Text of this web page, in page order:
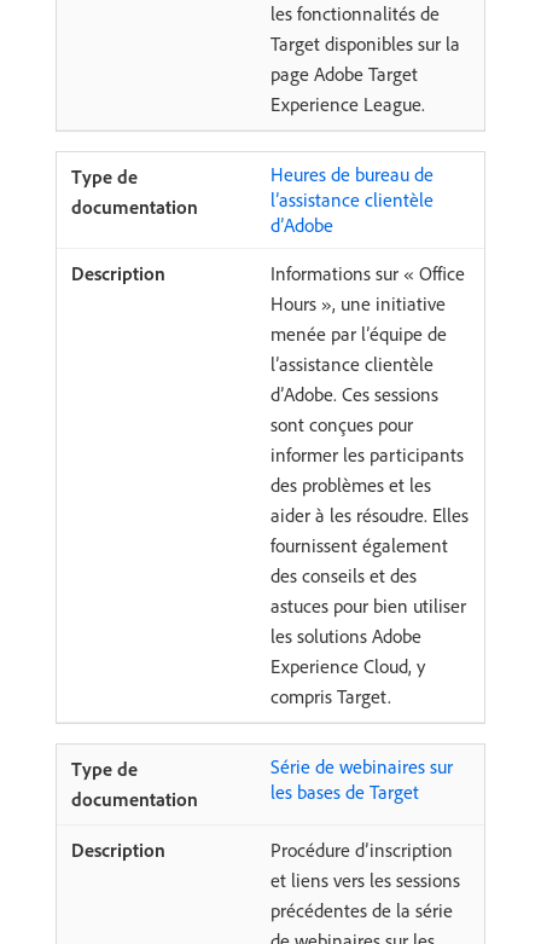
les fonctionnalités de
Target disponibles sur la
page Adobe Target
Experience League.
Heures de bureau de
l’assistance clientèle
d’Adobe
Informations sur « Office
Hours », une initiative
menée par l’équipe de
l’assistance clientèle
d’Adobe. Ces sessions
sont conçues pour
informer les participants
des problèmes et les
aider à les résoudre. Elles
fournissent également
des conseils et des
astuces pour bien utiliser
les solutions Adobe
Experience Cloud, y
compris Target.
Série de webinaires sur
les bases de Target
Procédure d’inscription
et liens vers les sessions
précédentes de la série